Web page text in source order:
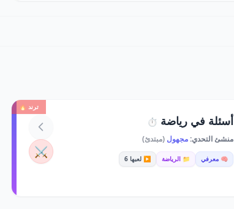
ترند 🔥
أسئلة في رياضة ⏱️
منشئ التحدي:مجهول(مبتدئ)
🧠 معرفي 📁 الرياضة ▶️ لعبها 6 ⚔️